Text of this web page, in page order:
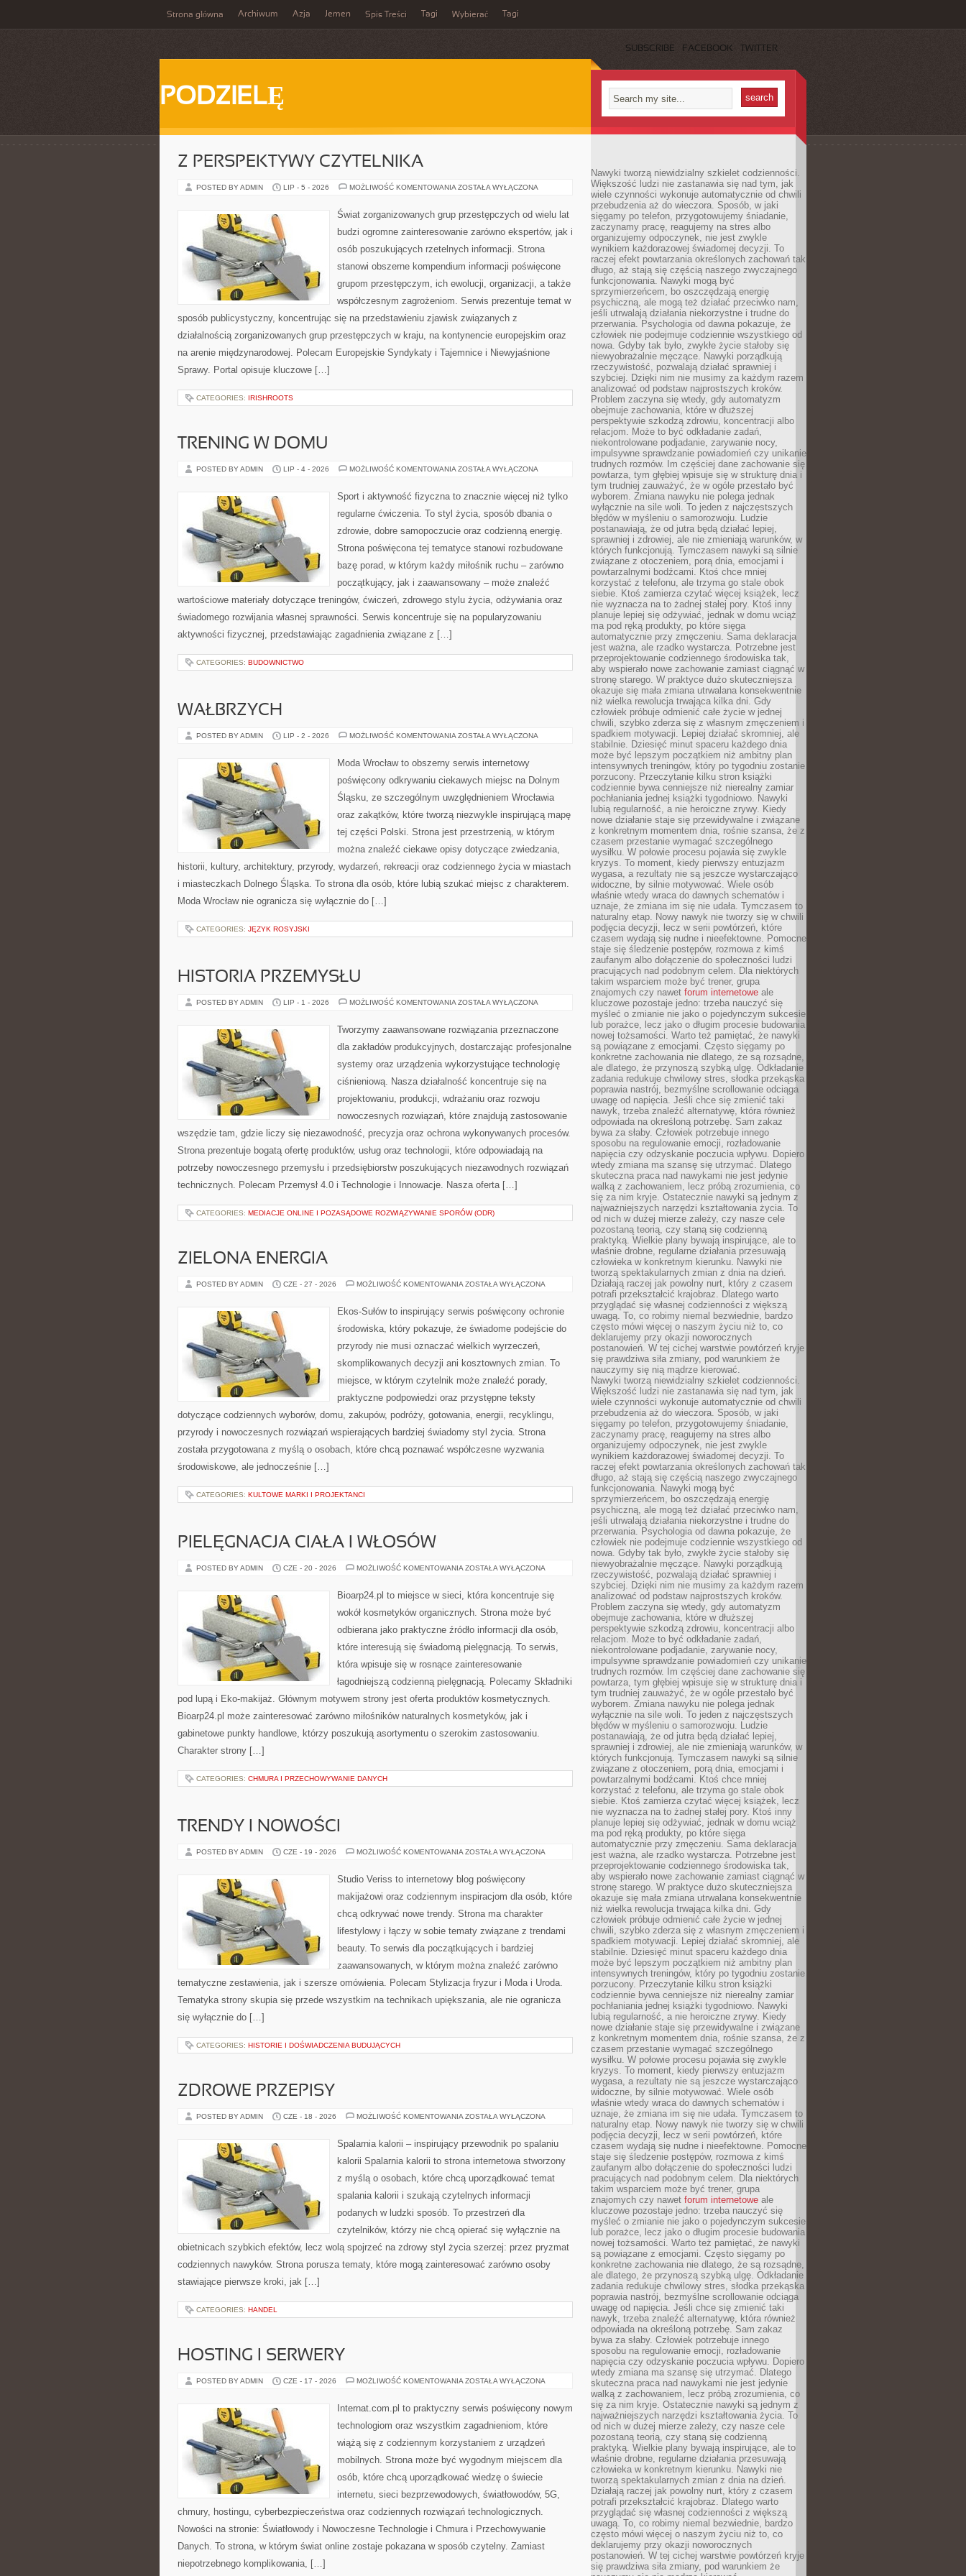
Strona główna Archiwum Azja Jemen Spis Treści Tagi Wybierać Tagi
SUBSCRIBE FACEBOOK TWITTER
PODZIELĘ
Z PERSPEKTYWY CZYTELNIKA
POSTED BY ADMIN LIP - 5 - 2026 MOŻLIWOŚĆ KOMENTOWANIA Z
ZOSTAŁA WYŁĄCZONA
Świat zorganizowanych grup przestępczych od wielu lat
budzi ogromne zainteresowanie zarówno ekspertów, jak i
osób poszukujących rzetelnych informacji. Strona
stanowi obszerne kompendium informacji poświęcone
grupom przestępczym, ich ewolucji, organizacji, a także
współczesnym zagrożeniom. Serwis prezentuje temat w
sposób publicystyczny, koncentrując się na przedstawieniu zjawisk związanych z
działalnością zorganizowanych grup przestępczych w kraju, na kontynencie europejskim oraz
na arenie międzynarodowej. Polecam Europejskie Syndykaty i Tajemnice i Niewyjaśnione
Sprawy. Portal opisuje kluczowe […]
CATEGORIES: IRISHROOTS
TRENING W DOMU
POSTED BY ADMIN LIP - 4 - 2026 MOŻLIWOŚĆ KOMENTOWANIA TRENING
ZOSTAŁA WYŁĄCZONA
Sport i aktywność fizyczna to znacznie więcej niż tylko
regularne ćwiczenia. To styl życia, sposób dbania o
zdrowie, dobre samopoczucie oraz codzienną energię.
Strona poświęcona tej tematyce stanowi rozbudowane
bazę porad, w którym każdy miłośnik ruchu – zarówno
początkujący, jak i zaawansowany – może znaleźć
wartościowe materiały dotyczące treningów, ćwiczeń, zdrowego stylu życia, odżywiania oraz
świadomego rozwijania własnej sprawności. Serwis koncentruje się na popularyzowaniu
aktywności fizycznej, przedstawiając zagadnienia związane z […]
CATEGORIES: BUDOWNICTWO
WAŁBRZYCH
POSTED BY ADMIN LIP - 2 - 2026 MOŻLIWOŚĆ KOMENTOWANIA WAŁBRZYCH
ZOSTAŁA WYŁĄCZONA
Moda Wrocław to obszerny serwis internetowy
poświęcony odkrywaniu ciekawych miejsc na Dolnym
Śląsku, ze szczególnym uwzględnieniem Wrocławia
oraz zakątków, które tworzą niezwykle inspirującą mapę
tej części Polski. Strona jest przestrzenią, w którym
można znaleźć ciekawe opisy dotyczące zwiedzania,
historii, kultury, architektury, przyrody, wydarzeń, rekreacji oraz codziennego życia w miastach
i miasteczkach Dolnego Śląska. To strona dla osób, które lubią szukać miejsc z charakterem.
Moda Wrocław nie ogranicza się wyłącznie do […]
CATEGORIES: JĘZYK ROSYJSKI
HISTORIA PRZEMYSŁU
POSTED BY ADMIN LIP - 1 - 2026 MOŻLIWOŚĆ KOMENTOWANIA HISTORIA
ZOSTAŁA WYŁĄCZONA
Tworzymy zaawansowane rozwiązania przeznaczone
dla zakładów produkcyjnych, dostarczając profesjonalne
systemy oraz urządzenia wykorzystujące technologię
ciśnieniową. Nasza działalność koncentruje się na
projektowaniu, produkcji, wdrażaniu oraz rozwoju
nowoczesnych rozwiązań, które znajdują zastosowanie
wszędzie tam, gdzie liczy się niezawodność, precyzja oraz ochrona wykonywanych procesów.
Strona prezentuje bogatą ofertę produktów, usług oraz technologii, które odpowiadają na
potrzeby nowoczesnego przemysłu i przedsiębiorstw poszukujących niezawodnych rozwiązań
technicznych. Polecam Przemysł 4.0 i Technologie i Innowacje. Nasza oferta […]
CATEGORIES: MEDIACJE ONLINE I POZASĄDOWE ROZWIĄZYWANIE SPORÓW (ODR)
ZIELONA ENERGIA
POSTED BY ADMIN CZE - 27 - 2026 MOŻLIWOŚĆ KOMENTOWANIA ZIELONA
ZOSTAŁA WYŁĄCZONA
Ekos-Sułów to inspirujący serwis poświęcony ochronie
środowiska, który pokazuje, że świadome podejście do
przyrody nie musi oznaczać wielkich wyrzeczeń,
skomplikowanych decyzji ani kosztownych zmian. To
miejsce, w którym czytelnik może znaleźć porady,
praktyczne podpowiedzi oraz przystępne teksty
dotyczące codziennych wyborów, domu, zakupów, podróży, gotowania, energii, recyklingu,
przyrody i nowoczesnych rozwiązań wspierających bardziej świadomy styl życia. Strona
została przygotowana z myślą o osobach, które chcą poznawać współczesne wyzwania
środowiskowe, ale jednocześnie […]
CATEGORIES: KULTOWE MARKI I PROJEKTANCI
PIELĘGNACJA CIAŁA I WŁOSÓW
POSTED BY ADMIN CZE - 20 - 2026 MOŻLIWOŚĆ KOMENTOWANIA PIELĘGNACJA
WŁOSÓW
ZOSTAŁA WYŁĄCZONA
Bioarp24.pl to miejsce w sieci, która koncentruje się
wokół kosmetyków organicznych. Strona może być
odbierana jako praktyczne źródło informacji dla osób,
które interesują się świadomą pielęgnacją. To serwis,
która wpisuje się w rosnące zainteresowanie
łagodniejszą codzienną pielęgnacją. Polecamy Składniki
pod lupą i Eko-makijaż. Głównym motywem strony jest oferta produktów kosmetycznych.
Bioarp24.pl może zainteresować zarówno miłośników naturalnych kosmetyków, jak i
gabinetowe punkty handlowe, którzy poszukują asortymentu o szerokim zastosowaniu.
Charakter strony […]
CATEGORIES: CHMURA I PRZECHOWYWANIE DANYCH
TRENDY I NOWOŚCI
POSTED BY ADMIN CZE - 19 - 2026 MOŻLIWOŚĆ KOMENTOWANIA TRENDY
ZOSTAŁA WYŁĄCZONA
Studio Veriss to internetowy blog poświęcony
makijażowi oraz codziennym inspiracjom dla osób, które
chcą odkrywać nowe trendy. Strona ma charakter
lifestylowy i łączy w sobie tematy związane z trendami
beauty. To serwis dla początkujących i bardziej
zaawansowanych, w którym można znaleźć zarówno
tematyczne zestawienia, jak i szersze omówienia. Polecam Stylizacja fryzur i Moda i Uroda.
Tematyka strony skupia się przede wszystkim na technikach upiększania, ale nie ogranicza
się wyłącznie do […]
CATEGORIES: HISTORIE I DOŚWIADCZENIA BUDUJĄCYCH
ZDROWE PRZEPISY
POSTED BY ADMIN CZE - 18 - 2026 MOŻLIWOŚĆ KOMENTOWANIA ZDROWE
ZOSTAŁA WYŁĄCZONA
Spalarnia kalorii – inspirujący przewodnik po spalaniu
kalorii Spalarnia kalorii to strona internetowa stworzony
z myślą o osobach, które chcą uporządkować temat
spalania kalorii i szukają czytelnych informacji
podanych w ludzki sposób. To przestrzeń dla
czytelników, którzy nie chcą opierać się wyłącznie na
obietnicach szybkich efektów, lecz wolą spojrzeć na zdrowy styl życia szerzej: przez pryzmat
codziennych nawyków. Strona porusza tematy, które mogą zainteresować zarówno osoby
stawiające pierwsze kroki, jak […]
CATEGORIES: HANDEL
HOSTING I SERWERY
POSTED BY ADMIN CZE - 17 - 2026 MOŻLIWOŚĆ KOMENTOWANIA HOSTING
ZOSTAŁA WYŁĄCZONA
Internat.com.pl to praktyczny serwis poświęcony nowym
technologiom oraz wszystkim zagadnieniom, które
wiążą się z codziennym korzystaniem z urządzeń
mobilnych. Strona może być wygodnym miejscem dla
osób, które chcą uporządkować wiedzę o świecie
internetu, sieci bezprzewodowych, światłowodów, 5G,
chmury, hostingu, cyberbezpieczeństwa oraz codziennych rozwiązań technologicznych.
Nowości na stronie: Światłowody i Nowoczesne Technologie i Chmura i Przechowywanie
Danych. To strona, w którym świat online zostaje pokazana w sposób czytelny. Zamiast
niepotrzebnego komplikowania, […]
Nawyki tworzą niewidzialny szkielet codzienności.
Większość ludzi nie zastanawia się nad tym, jak
wiele czynności wykonuje automatycznie od chwili
przebudzenia aż do wieczora. Sposób, w jaki
sięgamy po telefon, przygotowujemy śniadanie,
zaczynamy pracę, reagujemy na stres albo
organizujemy odpoczynek, nie jest zwykle
wynikiem każdorazowej świadomej decyzji. To
raczej efekt powtarzania określonych zachowań tak
długo, aż stają się częścią naszego zwyczajnego
funkcjonowania. Nawyki mogą być
sprzymierzeńcem, bo oszczędzają energię
psychiczną, ale mogą też działać przeciwko nam,
jeśli utrwalają działania niekorzystne i trudne do
przerwania. Psychologia od dawna pokazuje, że
człowiek nie podejmuje codziennie wszystkiego od
nowa. Gdyby tak było, zwykłe życie stałoby się
niewyobrażalnie męczące. Nawyki porządkują
rzeczywistość, pozwalają działać sprawniej i
szybciej. Dzięki nim nie musimy za każdym razem
analizować od podstaw najprostszych kroków.
Problem zaczyna się wtedy, gdy automatyzm
obejmuje zachowania, które w dłuższej
perspektywie szkodzą zdrowiu, koncentracji albo
relacjom. Może to być odkładanie zadań,
niekontrolowane podjadanie, zarywanie nocy,
impulsywne sprawdzanie powiadomień czy unikanie
trudnych rozmów. Im częściej dane zachowanie się
powtarza, tym głębiej wpisuje się w strukturę dnia i
tym trudniej zauważyć, że w ogóle przestało być
wyborem. Zmiana nawyku nie polega jednak
wyłącznie na sile woli. To jeden z najczęstszych
błędów w myśleniu o samorozwoju. Ludzie
postanawiają, że od jutra będą działać lepiej,
sprawniej i zdrowiej, ale nie zmieniają warunków, w
których funkcjonują. Tymczasem nawyki są silnie
związane z otoczeniem, porą dnia, emocjami i
powtarzalnymi bodźcami. Ktoś chce mniej
korzystać z telefonu, ale trzyma go stale obok
siebie. Ktoś zamierza czytać więcej książek, lecz
nie wyznacza na to żadnej stałej pory. Ktoś inny
planuje lepiej się odżywiać, jednak w domu wciąż
ma pod ręką produkty, po które sięga
automatycznie przy zmęczeniu. Sama deklaracja
jest ważna, ale rzadko wystarcza. Potrzebne jest
przeprojektowanie codziennego środowiska tak,
aby wspierało nowe zachowanie zamiast ciągnąć w
stronę starego. W praktyce dużo skuteczniejsza
okazuje się mała zmiana utrwalana konsekwentnie
niż wielka rewolucja trwająca kilka dni. Gdy
człowiek próbuje odmienić całe życie w jednej
chwili, szybko zderza się z własnym zmęczeniem i
spadkiem motywacji. Lepiej działać skromniej, ale
stabilnie. Dziesięć minut spaceru każdego dnia
może być lepszym początkiem niż ambitny plan
intensywnych treningów, który po tygodniu zostanie
porzucony. Przeczytanie kilku stron książki
codziennie bywa cenniejsze niż nierealny zamiar
pochłaniania jednej książki tygodniowo. Nawyki
lubią regularność, a nie heroiczne zrywy. Kiedy
nowe działanie staje się przewidywalne i związane
z konkretnym momentem dnia, rośnie szansa, że z
czasem przestanie wymagać szczególnego
wysiłku. W połowie procesu pojawia się zwykle
kryzys. To moment, kiedy pierwszy entuzjazm
wygasa, a rezultaty nie są jeszcze wystarczająco
widoczne, by silnie motywować. Wiele osób
właśnie wtedy wraca do dawnych schematów i
uznaje, że zmiana im się nie udała. Tymczasem to
naturalny etap. Nowy nawyk nie tworzy się w chwili
podjęcia decyzji, lecz w serii powtórzeń, które
czasem wydają się nudne i nieefektowne. Pomocne
staje się śledzenie postępów, rozmowa z kimś
zaufanym albo dołączenie do społeczności ludzi
pracujących nad podobnym celem. Dla niektórych
takim wsparciem może być trener, grupa
znajomych czy nawet forum internetowe ale
kluczowe pozostaje jedno: trzeba nauczyć się
myśleć o zmianie nie jako o pojedynczym sukcesie
lub porażce, lecz jako o długim procesie budowania
nowej tożsamości. Warto też pamiętać, że nawyki
są powiązane z emocjami. Często sięgamy po
konkretne zachowania nie dlatego, że są rozsądne,
ale dlatego, że przynoszą szybką ulgę. Odkładanie
zadania redukuje chwilowy stres, słodka przekąska
poprawia nastrój, bezmyślne scrollowanie odciąga
uwagę od napięcia. Jeśli chce się zmienić taki
nawyk, trzeba znaleźć alternatywę, która również
odpowiada na określoną potrzebę. Sam zakaz
bywa za słaby. Człowiek potrzebuje innego
sposobu na regulowanie emocji, rozładowanie
napięcia czy odzyskanie poczucia wpływu. Dopiero
wtedy zmiana ma szansę się utrzymać. Dlatego
skuteczna praca nad nawykami nie jest jedynie
walką z zachowaniem, lecz próbą zrozumienia, co
się za nim kryje. Ostatecznie nawyki są jednym z
najważniejszych narzędzi kształtowania życia. To
od nich w dużej mierze zależy, czy nasze cele
pozostaną teorią, czy staną się codzienną
praktyką. Wielkie plany bywają inspirujące, ale to
właśnie drobne, regularne działania przesuwają
człowieka w konkretnym kierunku. Nawyki nie
tworzą spektakularnych zmian z dnia na dzień.
Działają raczej jak powolny nurt, który z czasem
potrafi przekształcić krajobraz. Dlatego warto
przyglądać się własnej codzienności z większą
uwagą. To, co robimy niemal bezwiednie, bardzo
często mówi więcej o naszym życiu niż to, co
deklarujemy przy okazji noworocznych
postanowień. W tej cichej warstwie powtórzeń kryje
się prawdziwa siła zmiany, pod warunkiem że
nauczymy się nią mądrze kierować.
Nawyki tworzą niewidzialny szkielet codzienności.
Większość ludzi nie zastanawia się nad tym, jak
wiele czynności wykonuje automatycznie od chwili
przebudzenia aż do wieczora. Sposób, w jaki
sięgamy po telefon, przygotowujemy śniadanie,
zaczynamy pracę, reagujemy na stres albo
organizujemy odpoczynek, nie jest zwykle
wynikiem każdorazowej świadomej decyzji. To
raczej efekt powtarzania określonych zachowań tak
długo, aż stają się częścią naszego zwyczajnego
funkcjonowania. Nawyki mogą być
sprzymierzeńcem, bo oszczędzają energię
psychiczną, ale mogą też działać przeciwko nam,
jeśli utrwalają działania niekorzystne i trudne do
przerwania. Psychologia od dawna pokazuje, że
człowiek nie podejmuje codziennie wszystkiego od
nowa. Gdyby tak było, zwykłe życie stałoby się
niewyobrażalnie męczące. Nawyki porządkują
rzeczywistość, pozwalają działać sprawniej i
szybciej. Dzięki nim nie musimy za każdym razem
analizować od podstaw najprostszych kroków.
Problem zaczyna się wtedy, gdy automatyzm
obejmuje zachowania, które w dłuższej
perspektywie szkodzą zdrowiu, koncentracji albo
relacjom. Może to być odkładanie zadań,
niekontrolowane podjadanie, zarywanie nocy,
impulsywne sprawdzanie powiadomień czy unikanie
trudnych rozmów. Im częściej dane zachowanie się
powtarza, tym głębiej wpisuje się w strukturę dnia i
tym trudniej zauważyć, że w ogóle przestało być
wyborem. Zmiana nawyku nie polega jednak
wyłącznie na sile woli. To jeden z najczęstszych
błędów w myśleniu o samorozwoju. Ludzie
postanawiają, że od jutra będą działać lepiej,
sprawniej i zdrowiej, ale nie zmieniają warunków, w
których funkcjonują. Tymczasem nawyki są silnie
związane z otoczeniem, porą dnia, emocjami i
powtarzalnymi bodźcami. Ktoś chce mniej
korzystać z telefonu, ale trzyma go stale obok
siebie. Ktoś zamierza czytać więcej książek, lecz
nie wyznacza na to żadnej stałej pory. Ktoś inny
planuje lepiej się odżywiać, jednak w domu wciąż
ma pod ręką produkty, po które sięga
automatycznie przy zmęczeniu. Sama deklaracja
jest ważna, ale rzadko wystarcza. Potrzebne jest
przeprojektowanie codziennego środowiska tak,
aby wspierało nowe zachowanie zamiast ciągnąć w
stronę starego. W praktyce dużo skuteczniejsza
okazuje się mała zmiana utrwalana konsekwentnie
niż wielka rewolucja trwająca kilka dni. Gdy
człowiek próbuje odmienić całe życie w jednej
chwili, szybko zderza się z własnym zmęczeniem i
spadkiem motywacji. Lepiej działać skromniej, ale
stabilnie. Dziesięć minut spaceru każdego dnia
może być lepszym początkiem niż ambitny plan
intensywnych treningów, który po tygodniu zostanie
porzucony. Przeczytanie kilku stron książki
codziennie bywa cenniejsze niż nierealny zamiar
pochłaniania jednej książki tygodniowo. Nawyki
lubią regularność, a nie heroiczne zrywy. Kiedy
nowe działanie staje się przewidywalne i związane
z konkretnym momentem dnia, rośnie szansa, że z
czasem przestanie wymagać szczególnego
wysiłku. W połowie procesu pojawia się zwykle
kryzys. To moment, kiedy pierwszy entuzjazm
wygasa, a rezultaty nie są jeszcze wystarczająco
widoczne, by silnie motywować. Wiele osób
właśnie wtedy wraca do dawnych schematów i
uznaje, że zmiana im się nie udała. Tymczasem to
naturalny etap. Nowy nawyk nie tworzy się w chwili
podjęcia decyzji, lecz w serii powtórzeń, które
czasem wydają się nudne i nieefektowne. Pomocne
staje się śledzenie postępów, rozmowa z kimś
zaufanym albo dołączenie do społeczności ludzi
pracujących nad podobnym celem. Dla niektórych
takim wsparciem może być trener, grupa
znajomych czy nawet forum internetowe ale
kluczowe pozostaje jedno: trzeba nauczyć się
myśleć o zmianie nie jako o pojedynczym sukcesie
lub porażce, lecz jako o długim procesie budowania
nowej tożsamości. Warto też pamiętać, że nawyki
są powiązane z emocjami. Często sięgamy po
konkretne zachowania nie dlatego, że są rozsądne,
ale dlatego, że przynoszą szybką ulgę. Odkładanie
zadania redukuje chwilowy stres, słodka przekąska
poprawia nastrój, bezmyślne scrollowanie odciąga
uwagę od napięcia. Jeśli chce się zmienić taki
nawyk, trzeba znaleźć alternatywę, która również
odpowiada na określoną potrzebę. Sam zakaz
bywa za słaby. Człowiek potrzebuje innego
sposobu na regulowanie emocji, rozładowanie
napięcia czy odzyskanie poczucia wpływu. Dopiero
wtedy zmiana ma szansę się utrzymać. Dlatego
skuteczna praca nad nawykami nie jest jedynie
walką z zachowaniem, lecz próbą zrozumienia, co
się za nim kryje. Ostatecznie nawyki są jednym z
najważniejszych narzędzi kształtowania życia. To
od nich w dużej mierze zależy, czy nasze cele
pozostaną teorią, czy staną się codzienną
praktyką. Wielkie plany bywają inspirujące, ale to
właśnie drobne, regularne działania przesuwają
człowieka w konkretnym kierunku. Nawyki nie
tworzą spektakularnych zmian z dnia na dzień.
Działają raczej jak powolny nurt, który z czasem
potrafi przekształcić krajobraz. Dlatego warto
przyglądać się własnej codzienności z większą
uwagą. To, co robimy niemal bezwiednie, bardzo
często mówi więcej o naszym życiu niż to, co
deklarujemy przy okazji noworocznych
postanowień. W tej cichej warstwie powtórzeń kryje
się prawdziwa siła zmiany, pod warunkiem że